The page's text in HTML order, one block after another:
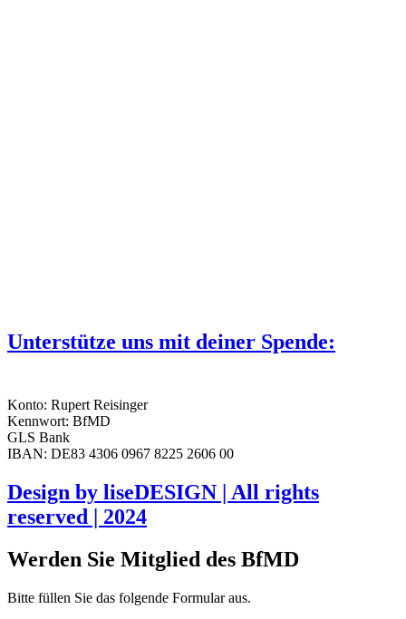
Unterstütze uns mit deiner Spende:
Konto: Rupert Reisinger
Kennwort: BfMD
GLS Bank
IBAN: DE83 4306 0967 8225 2606 00
Design by liseDESIGN | All rights
reserved | 2024
Werden Sie Mitglied des BfMD
Bitte füllen Sie das folgende Formular aus.